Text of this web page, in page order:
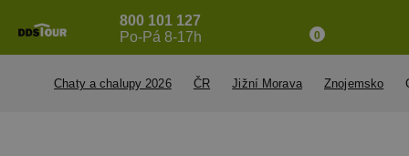
800 101 127
Po-Pá 8-17h
0
Chaty a chalupy 2026 ČR Jižní Morava Znojemsko